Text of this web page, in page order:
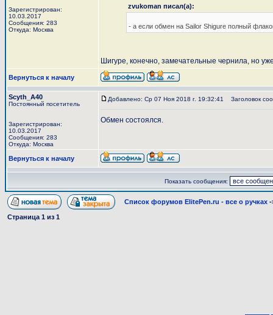
Зарегистрирован:
10.03.2017
Сообщения: 283
Откуда: Москва
zvukoman писал(а):
- а если обмен на Sailor Shigure полный
Шигуре, конечно, замечательные чернила, но
Вернуться к началу
Scyth_A40
Постоянный посетитель
Зарегистрирован:
10.03.2017
Сообщения: 283
Откуда: Москва
Добавлено: Ср 07 Ноя 2018 г. 19:32:41 Заголовок
Обмен состоялся.
Вернуться к началу
Показать сообщения:
Список форумов ElitePen.ru - все о ручках
Страница 1 из 1